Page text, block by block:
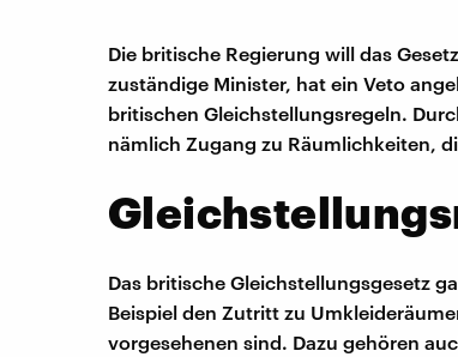
Die britische Regierung will das
zuständige Minister, hat ein Veto
britischen Gleichstellungsregeln.
nämlich Zugang zu Räumlichkeiten,
Das britische Gleichstellungsgesetz
Beispiel den Zutritt zu
vorgesehenen sind. Dazu gehören